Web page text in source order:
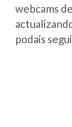
webcams
podais